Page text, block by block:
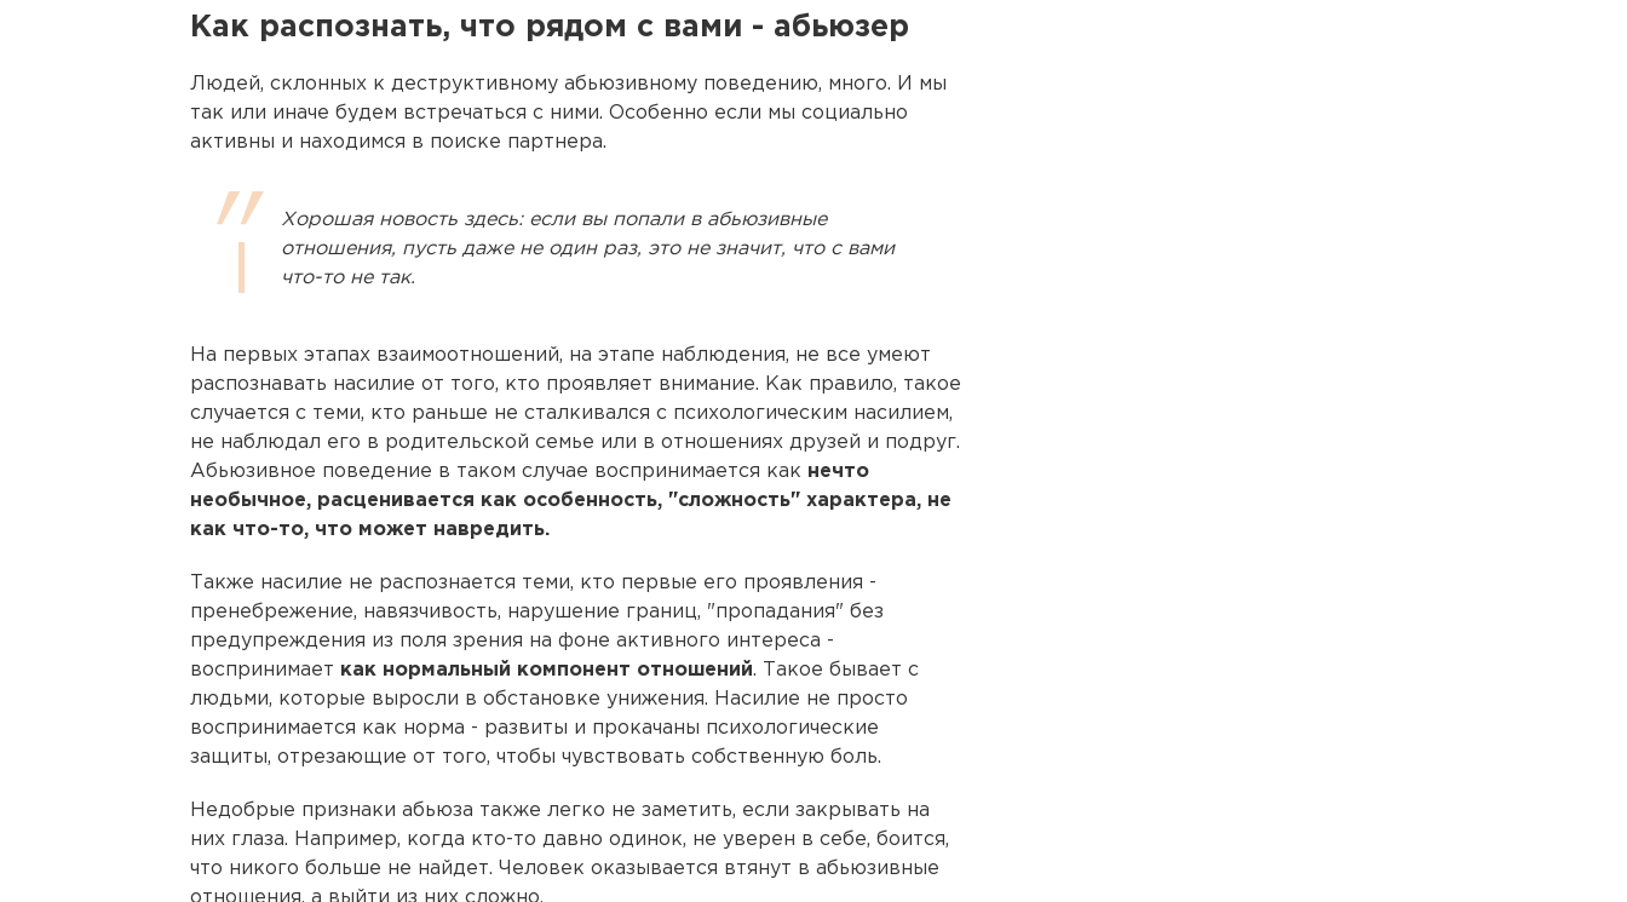
Как распознать, что рядом с вами - абьюзер
Людей, склонных к деструктивному абьюзивному поведению, много. И мы
так или иначе будем встречаться с ними. Особенно если мы социально
активны и находимся в поиске партнера.
Хорошая новость здесь: если вы попали в абьюзивные
отношения, пусть даже не один раз, это не значит, что с вами
что-то не так.
На первых этапах взаимоотношений, на этапе наблюдения, не все умеют
распознавать насилие от того, кто проявляет внимание. Как правило, такое
случается с теми, кто раньше не сталкивался с психологическим насилием,
не наблюдал его в родительской семье или в отношениях друзей и подруг.
Абьюзивное поведение в таком случае воспринимается как нечто
необычное, расценивается как особенность, "сложность" характера, не
как что-то, что может навредить.
Также насилие не распознается теми, кто первые его проявления -
пренебрежение, навязчивость, нарушение границ, "пропадания" без
предупреждения из поля зрения на фоне активного интереса -
воспринимает как нормальный компонент отношений. Такое бывает с
людьми, которые выросли в обстановке унижения. Насилие не просто
воспринимается как норма - развиты и прокачаны психологические
защиты, отрезающие от того, чтобы чувствовать собственную боль.
Недобрые признаки абьюза также легко не заметить, если закрывать на
них глаза. Например, когда кто-то давно одинок, не уверен в себе, боится,
что никого больше не найдет. Человек оказывается втянут в абьюзивные
отношения, а выйти из них сложно.